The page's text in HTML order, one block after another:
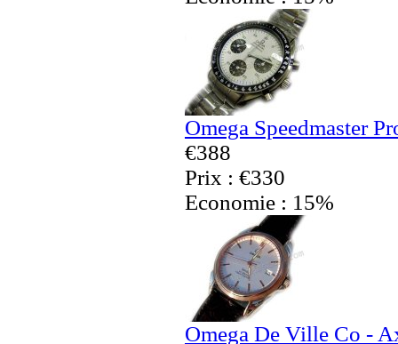
Omega Speedmaster
€388
Prix : €330
Economie : 15%
Omega De Ville Co -